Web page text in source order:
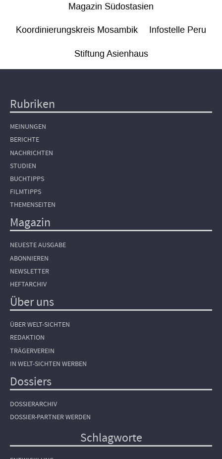
Magazin Südostasien
Koordinierungskreis Mosambik Infostelle Peru
Stiftung Asienhaus
Hauptnavigation
Rubriken
MEINUNGEN
BERICHTE
NACHRICHTEN
STUDIEN
BUCHTIPPS
FILMTIPPS
THEMENSEITEN
Magazin
NEUESTE AUSGABE
ABONNIEREN
NEWSLETTER
HEFTARCHIV
Über uns
ÜBER WELT-SICHTEN
REDAKTION
TRÄGERVEREIN
IN WELT-SICHTEN WERBEN
Dossiers
DOSSIERARCHIV
DOSSIER-PARTNER WERDEN
Schlagworte